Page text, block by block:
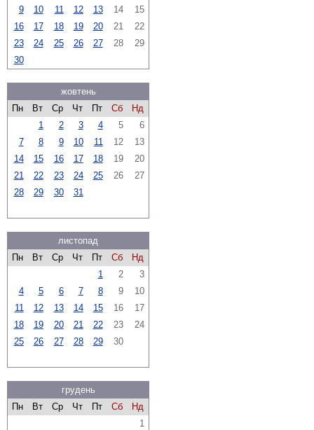
9 10 11 12 13 14
15
16
17 18 19 20 21
22
23
24 25 26 27 28
29
30
жовтень
Пн
Вт Ср Чт Пт Сб
Нд
1
2 3 4 5
6
7
8 9 10 11 12
13
14
15 16 17 18 19
20
21
22 23 24 25 26
27
28
29 30 31
листопад
Пн
Вт Ср Чт Пт Сб
Нд
1
2
3
4
5 6 7 8 9
10
11
12 13 14 15 16
17
18
19 20 21 22 23
24
25
26 27 28 29 30
грудень
Пн
Вт Ср Чт Пт Сб
Нд
1